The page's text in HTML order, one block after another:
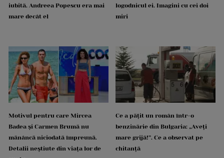
iubită. Andreea Popescu era mai
mare decât el
logodnicul ei. Imagini cu cei doi
miri
Motivul pentru care Mircea
Badea și Carmen Brumă nu
mănâncă niciodată împreună.
Detalii neștiute din viața lor de
Ce a pățit un român într-o
benzinărie din Bulgaria: „Aveți
mare grijă!”. Ce a observat pe
chitanță